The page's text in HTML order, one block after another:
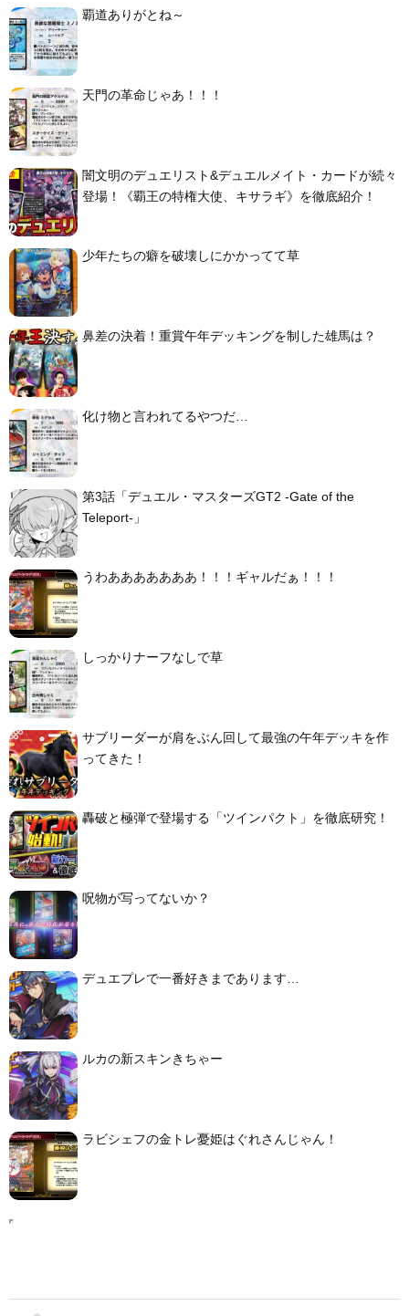
覇道ありがとね～
天門の革命じゃあ！！！
闇文明のデュエリスト&デュエルメイト・カードが続々
登場！《覇王の特権大使、キサラギ》を徹底紹介！
少年たちの癖を破壊しにかかってて草
鼻差の決着！重賞午年デッキングを制した雄馬は？
化け物と言われてるやつだ…
第3話「デュエル・マスターズGT2 -Gate of the
Teleport-」
うわあああああああ！！！ギャルだぁ！！！
しっかりナーフなしで草
サブリーダーが肩をぶん回して最強の午年デッキを作
ってきた！
轟破と極弾で登場する「ツインパクト」を徹底研究！
呪物が写ってないか？
デュエプレで一番好きまであります…
ルカの新スキンきちゃー
ラビシェフの金トレ憂姫はぐれさんじゃん！